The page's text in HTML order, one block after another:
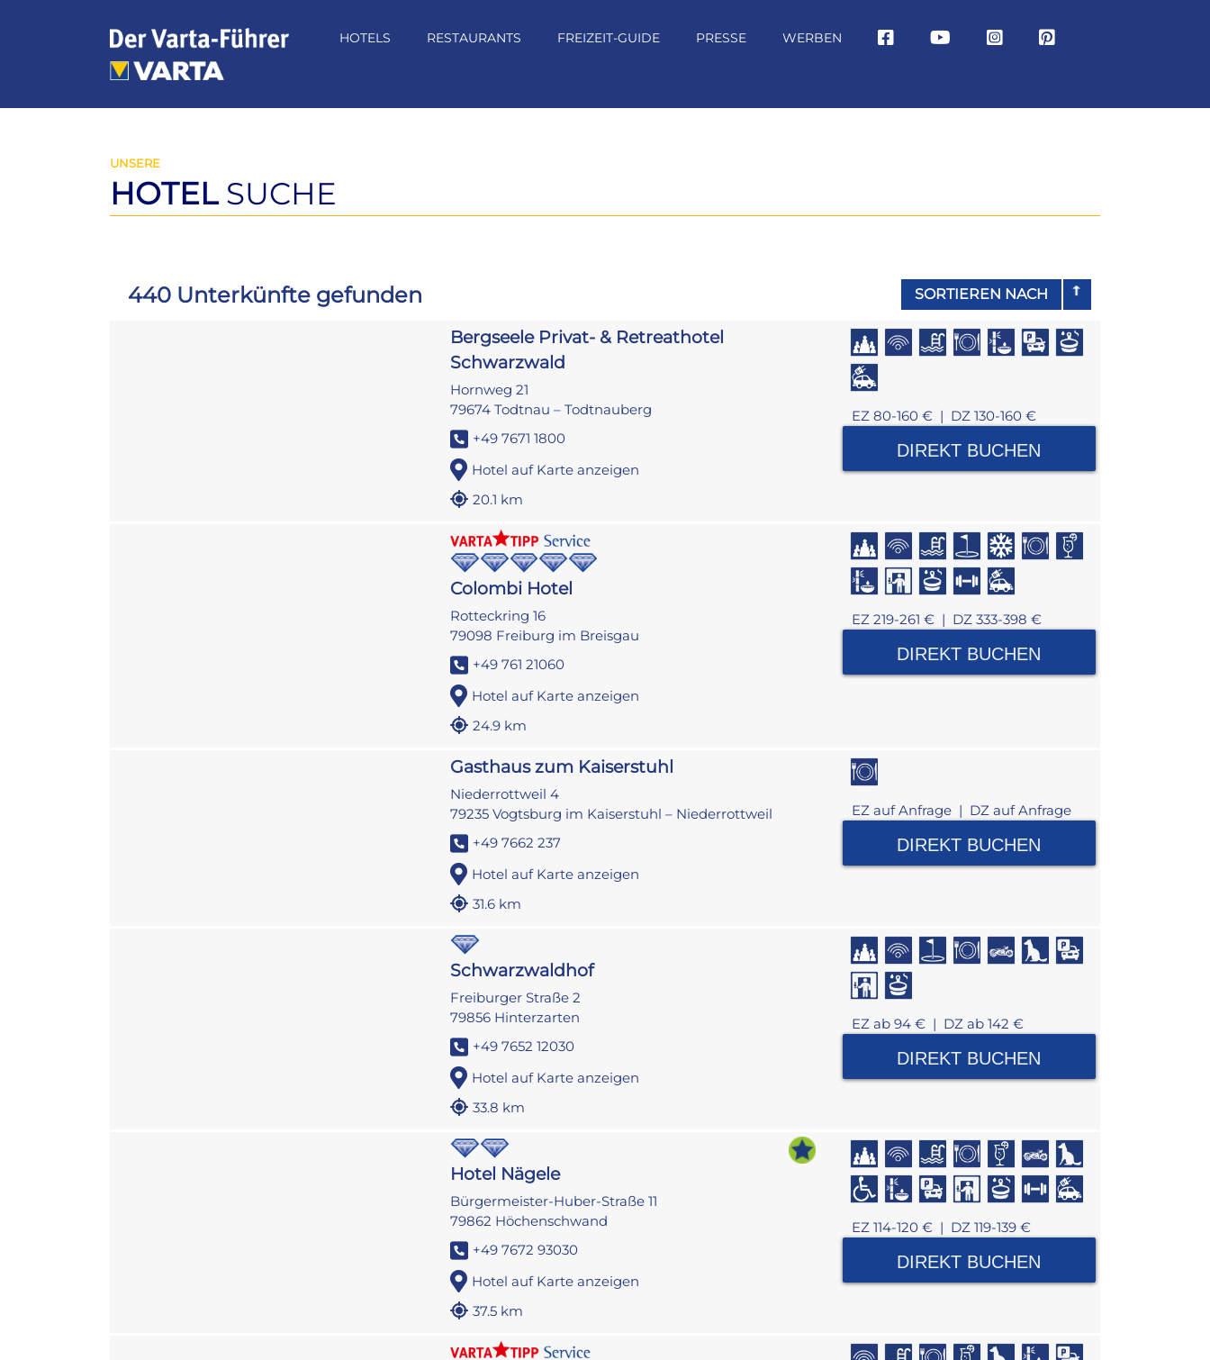
HOTELS RESTAURANTS FREIZEIT-GUIDE PRESSE WERBEN
UNSERE
HOTELSUCHE
440 Unterkünfte gefunden SORTIEREN NACH
Bergseele Privat- & Retreathotel
Schwarzwald
Hornweg 21
79674 Todtnau – Todtnauberg
+49 7671 1800
Hotel auf Karte anzeigen
20.1 km
EZ 80-160 € | DZ 130-160 €
DIREKT BUCHEN
Colombi Hotel
Rotteckring 16
79098 Freiburg im Breisgau
+49 761 21060
Hotel auf Karte anzeigen
24.9 km
EZ 219-261 € | DZ 333-398 €
DIREKT BUCHEN
Gasthaus zum Kaiserstuhl
Niederrottweil 4
79235 Vogtsburg im Kaiserstuhl – Niederrottweil
+49 7662 237
Hotel auf Karte anzeigen
31.6 km
EZ auf Anfrage | DZ auf Anfrage
DIREKT BUCHEN
Schwarzwaldhof
Freiburger Straße 2
79856 Hinterzarten
+49 7652 12030
Hotel auf Karte anzeigen
33.8 km
EZ ab 94 € | DZ ab 142 €
DIREKT BUCHEN
Hotel Nägele
Bürgermeister-Huber-Straße 11
79862 Höchenschwand
+49 7672 93030
Hotel auf Karte anzeigen
37.5 km
EZ 114-120 € | DZ 119-139 €
DIREKT BUCHEN